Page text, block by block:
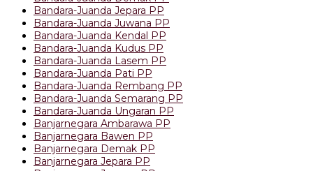
Bandara-Juanda Jepara PP
Bandara-Juanda Juwana PP
Bandara-Juanda Kendal PP
Bandara-Juanda Kudus PP
Bandara-Juanda Lasem PP
Bandara-Juanda Pati PP
Bandara-Juanda Rembang PP
Bandara-Juanda Semarang PP
Bandara-Juanda Ungaran PP
Banjarnegara Ambarawa PP
Banjarnegara Bawen PP
Banjarnegara Demak PP
Banjarnegara Jepara PP